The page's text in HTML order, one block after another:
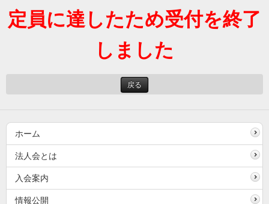
定員に達したため受付を終了
しました
戻る
ホーム
法人会とは
入会案内
情報公開